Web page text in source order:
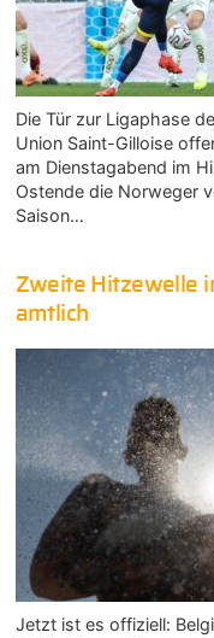
Die Tür zur Ligaphase
Union Saint-Gilloise
am Dienstagabend im
Ostende die Norweger
Saison…
Zweite Hitzewelle
amtlich
Jetzt ist es offiziell: